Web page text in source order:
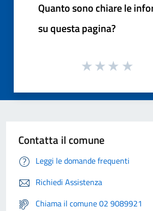
Quanto sono chiare le
su questa pagina?
Contatta il comune
Leggi le domande frequenti
Richiedi Assistenza
Chiama il comune 02 9089921